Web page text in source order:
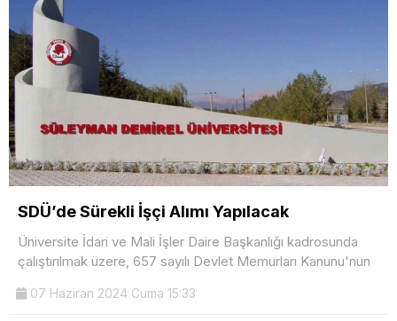
SDÜ’de Sürekli İşçi Alımı Yapılacak
Üniversite İdari ve Mali İşler Daire Başkanlığı kadrosunda
çalıştırılmak üzere, 657 sayılı Devlet Memurları Kanunu'nun
07 Haziran 2024 Cuma 15:33